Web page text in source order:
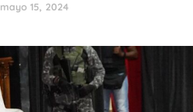
mayo 15, 2024